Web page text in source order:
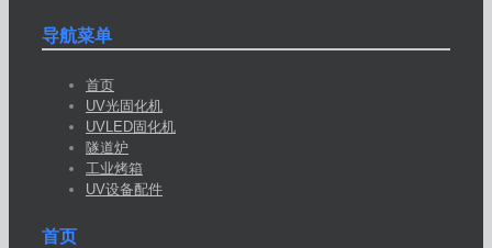
导航菜单
首页
UV光固化机
UVLED固化机
隧道炉
工业烤箱
UV设备配件
首页